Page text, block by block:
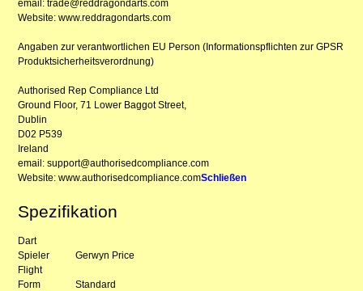
email: trade@reddragondarts.com
Website: www.reddragondarts.com
Angaben zur verantwortlichen EU Person (Informationspflichten zur GPSR
Produktsicherheitsverordnung)
Authorised Rep Compliance Ltd
Ground Floor, 71 Lower Baggot Street,
Dublin
D02 P539
Ireland
email: support@authorisedcompliance.com
Website: www.authorisedcompliance.comSchließen
Spezifikation
Dart
Spieler
Gerwyn Price
Flight
Form
Standard